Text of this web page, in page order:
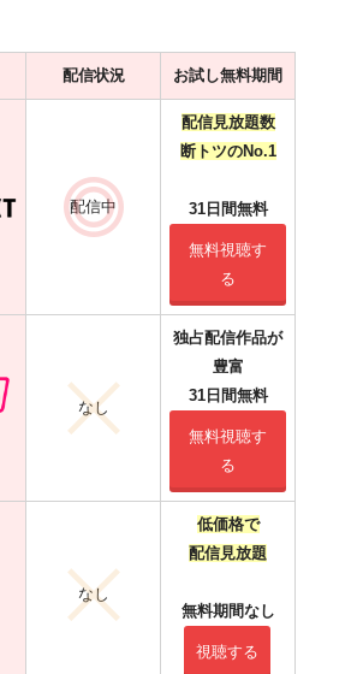
配信状況 お試し無料期間
配信中
配信見放題数
断トツのNo.1
31日間無料
無料視聴す
る
なし
独占配信作品が
豊富
31日間無料
無料視聴す
る
なし
低価格で
配信見放題
無料期間なし
視聴する